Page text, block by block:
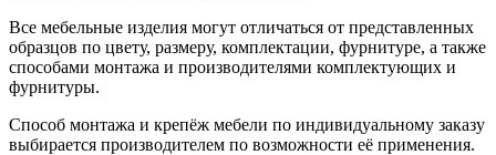
Все мебельные изделия могут отличаться от представленных
образцов по цвету, размеру, комплектации, фурнитуре, а также
способами монтажа и производителями комплектующих и
фурнитуры.
Способ монтажа и крепёж мебели по индивидуальному заказу
выбирается производителем по возможности её применения.